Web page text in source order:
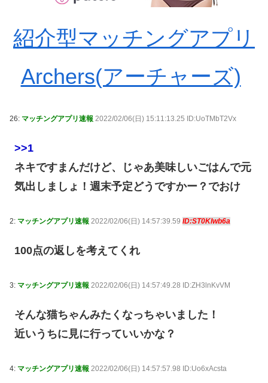
紹介型マッチングアプリ
Archers(アーチャーズ)
26: マッチングアプリ速報 2022/02/06(日) 15:11:13.25 ID:UoTMbT2Vx
>>1
ネキですまんだけど、じゃあ美味しいごはんで元
気出しましょ！週末予定どうですかー？でおけ
2: マッチングアプリ速報 2022/02/06(日) 14:57:39.59 ID:ST0Klwb6a
100点の返しを考えてくれ
3: マッチングアプリ速報 2022/02/06(日) 14:57:49.28 ID:ZH3lnKvVM
そんな猫ちゃんみたくなっちゃいました！
近いうちに見に行っていいかな？
4: マッチングアプリ速報 2022/02/06(日) 14:57:57.98 ID:Uo6xAcsta